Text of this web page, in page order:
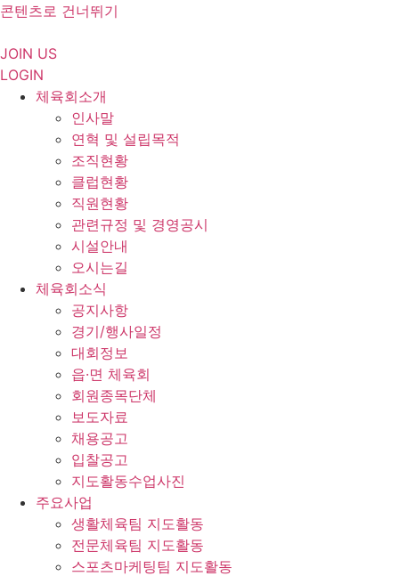
콘텐츠로 건너뛰기
JOIN US
LOGIN
체육회소개
인사말
연혁 및 설립목적
조직현황
클럽현황
직원현황
관련규정 및 경영공시
시설안내
오시는길
체육회소식
공지사항
경기/행사일정
대회정보
읍·면 체육회
회원종목단체
보도자료
채용공고
입찰공고
지도활동수업사진
주요사업
생활체육팀 지도활동
전문체육팀 지도활동
스포츠마케팅팀 지도활동